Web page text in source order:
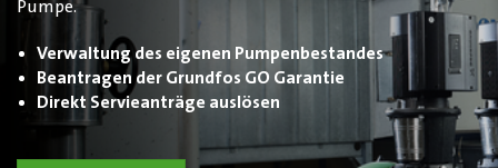
Pumpe.
Verwaltung des eigenen Pumpenbestandes
Beantragen der Grundfos GO Garantie
Direkt Servieanträge auslösen